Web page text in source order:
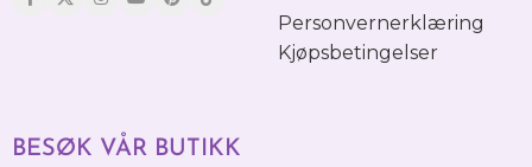
Personvernerklæring
Kjøpsbetingelser
BESØK VÅR BUTIKK